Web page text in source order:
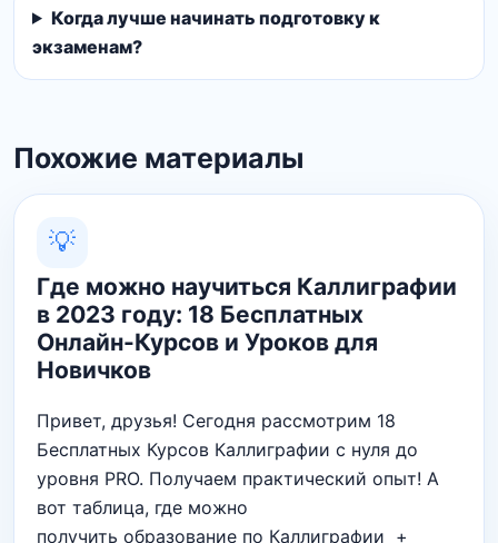
Когда лучше начинать подготовку к
экзаменам?
Похожие материалы
💡
Где можно научиться Каллиграфии
в 2023 году: 18 Бесплатных
Онлайн-Курсов и Уроков для
Новичков
Привет, друзья! Сегодня рассмотрим 18
Бесплатных Курсов Каллиграфии с нуля до
уровня PRO. Получаем практический опыт! А
вот таблица, где можно
получить образование по Каллиграфии +